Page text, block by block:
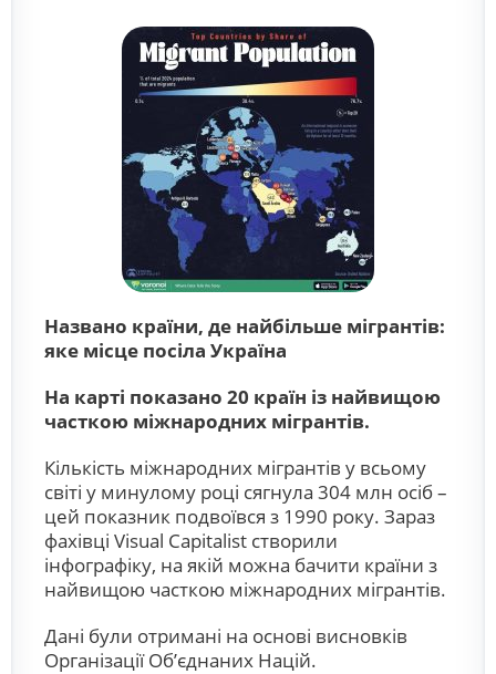
Названо країни, де найбільше мігрантів:
яке місце посіла Україна
На карті показано 20 країн із найвищою
часткою міжнародних мігрантів.
Кількість міжнародних мігрантів у всьому
світі у минулому році сягнула 304 млн осіб –
цей показник подвоївся з 1990 року. Зараз
фахівці Visual Capitalist створили
інфографіку, на якій можна бачити країни з
найвищою часткою міжнародних мігрантів.
Дані були отримані на основі висновків
Організації Об’єднаних Націй.